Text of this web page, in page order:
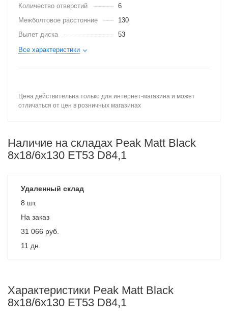
Количество отверстий
6
Межболтовое расстояние
130
Вылет диска
53
Все характеристики
Цена действительна только для интернет-магазина и может
отличаться от цен в розничных магазинах
Наличие на складах Peak Matt Black
8x18/6x130 ET53 D84,1
Удаленный склад
8 шт.
На заказ
31 066 руб.
11 дн.
Характеристики Peak Matt Black
8x18/6x130 ET53 D84,1